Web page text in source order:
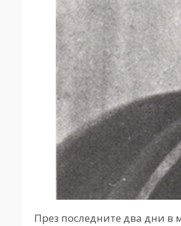
През последните два дни в